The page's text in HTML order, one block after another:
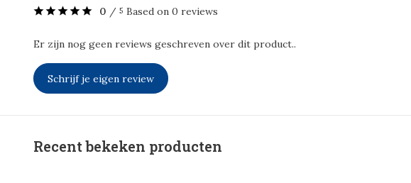
0 / 5 Based on 0 reviews
Er zijn nog geen reviews geschreven over dit product..
Schrijf je eigen review
Recent bekeken producten